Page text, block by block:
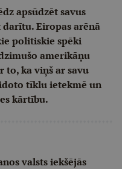
apsūdzēt savus
Eiropas arēnā
politiskie spēki
amerikāņu
to, ka viņš ar savu
tīklu ietekmē un
kārtību.
valsts iekšējās